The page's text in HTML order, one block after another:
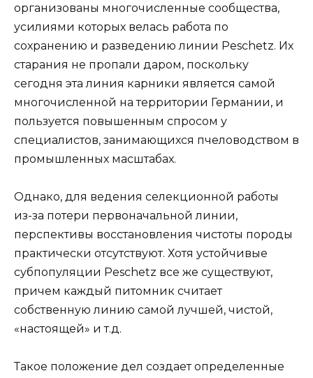
организованы многочисленные сообщества,
усилиями которых велась работа по
сохранению и разведению линии Peschetz. Их
старания не пропали даром, поскольку
сегодня эта линия карники является самой
многочисленной на территории Германии, и
пользуется повышенным спросом у
специалистов, занимающихся пчеловодством в
промышленных масштабах.
Однако, для ведения селекционной работы
из-за потери первоначальной линии,
перспективы восстановления чистоты породы
практически отсутствуют. Хотя устойчивые
субпопуляции Peschetz все же существуют,
причем каждый питомник считает
собственную линию самой лучшей, чистой,
«настоящей» и т.д.
Такое положение дел создает определенные